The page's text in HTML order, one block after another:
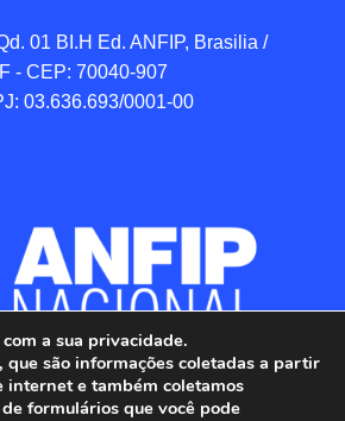
01 BI.H Ed. ANFIP, Brasilia /
- CEP: 70040-907
03.636.693/0001-00
a sua privacidade.
que são informações coletadas a partir
internet e também coletamos
formulários que você pode